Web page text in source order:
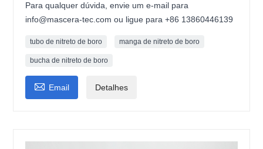
Para qualquer dúvida, envie um e-mail para
info@mascera-tec.com ou ligue para +86 13860446139
tubo de nitreto de boro manga de nitreto de boro
bucha de nitreto de boro
 Email Detalhes